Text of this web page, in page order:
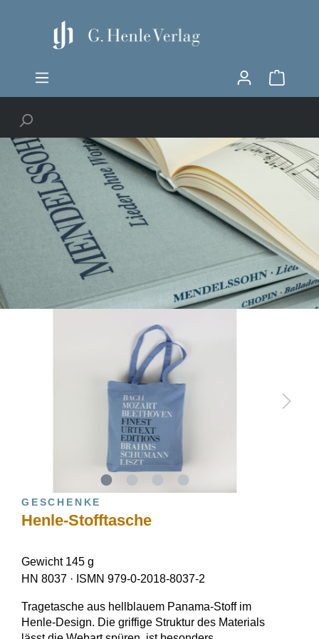
GESCHENKE
Henle-Stofftasche
Gewicht 145 g
HN 8037 · ISMN 979-0-2018-8037-2
Tragetasche aus hellblauem Panama-Stoff im
Henle-Design. Die griffige Struktur des Materials